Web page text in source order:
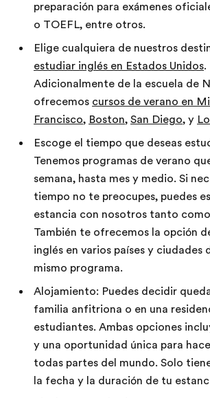
preparación para exámenes
o TOEFL, entre otros.
Elige cualquiera de nuestros
estudiar inglés en Estados Unidos.
Adicionalmente de la escuela de
ofrecemos cursos de verano en
Francisco, Boston, San Diego, y
Escoge el tiempo que deseas
Tenemos programas de verano
semana, hasta mes y medio. Si
tiempo no te preocupes, puedes
estancia con nosotros tanto
También te ofrecemos la opción
inglés en varios países y ciudades
mismo programa.
Alojamiento: Puedes decidir
familia anfitriona o en una
estudiantes. Ambas opciones
y una oportunidad única para
todas partes del mundo. Solo
la fecha y la duración de tu